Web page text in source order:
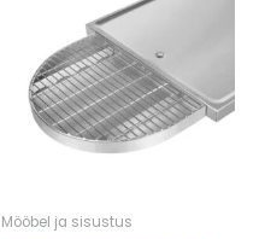
Mööbel ja sisustus